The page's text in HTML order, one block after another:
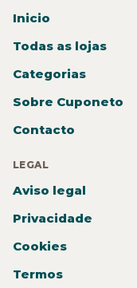
Inicio
Todas as lojas
Categorias
Sobre Cuponeto
Contacto
LEGAL
Aviso legal
Privacidade
Cookies
Termos